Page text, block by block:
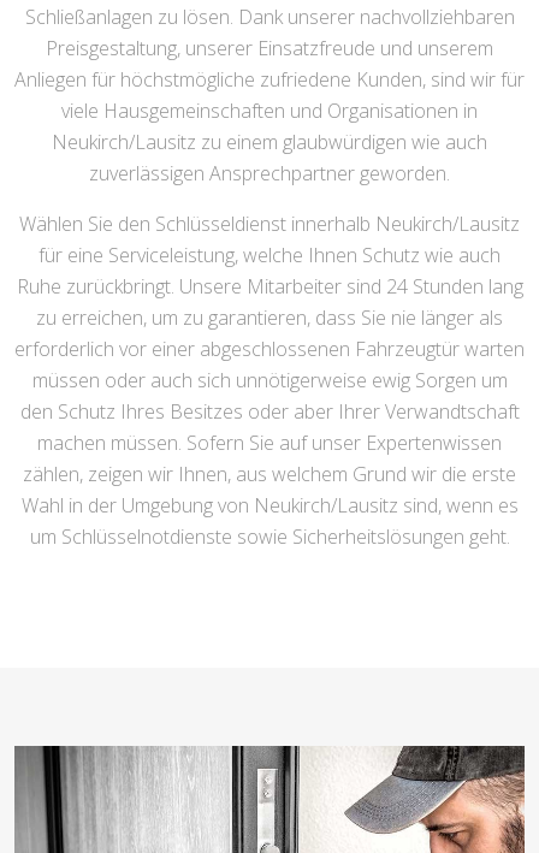
Schließanlagen zu lösen. Dank unserer nachvollziehbaren
Preisgestaltung, unserer Einsatzfreude und unserem
Anliegen für höchstmögliche zufriedene Kunden, sind wir für
viele Hausgemeinschaften und Organisationen in
Neukirch/Lausitz zu einem glaubwürdigen wie auch
zuverlässigen Ansprechpartner geworden.
Wählen Sie den Schlüsseldienst innerhalb Neukirch/Lausitz
für eine Serviceleistung, welche Ihnen Schutz wie auch
Ruhe zurückbringt. Unsere Mitarbeiter sind 24 Stunden lang
zu erreichen, um zu garantieren, dass Sie nie länger als
erforderlich vor einer abgeschlossenen Fahrzeugtür warten
müssen oder auch sich unnötigerweise ewig Sorgen um
den Schutz Ihres Besitzes oder aber Ihrer Verwandtschaft
machen müssen. Sofern Sie auf unser Expertenwissen
zählen, zeigen wir Ihnen, aus welchem Grund wir die erste
Wahl in der Umgebung von Neukirch/Lausitz sind, wenn es
um Schlüsselnotdienste sowie Sicherheitslösungen geht.